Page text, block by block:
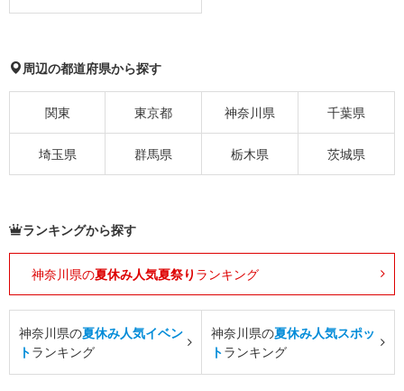
周辺の都道府県から探す
関東 東京都 神奈川県 千葉県
埼玉県 群馬県 栃木県 茨城県
ランキングから探す
神奈川県の夏休み人気夏祭り ランキング
神奈川県の夏休み人気イベン
トランキング
神奈川県の夏休み人気スポッ
トランキング